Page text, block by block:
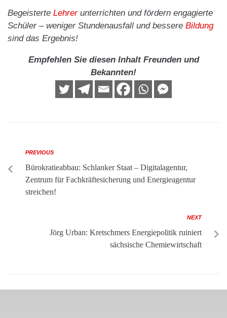
Begeisterte Lehrerunterrichten und fördern engagierte
Schüler – weniger Stundenausfall und bessere Bildung
sind das Ergebnis!
Empfehlen Sie diesen Inhalt Freunden und
Bekannten!
PREVIOUS
Bürokratieabbau: Schlanker Staat – Digitalagentur,
Zentrum für Fachkräftesicherung und Energieagentur
streichen!
NEXT
Jörg Urban: Kretschmers Energiepolitik ruiniert
sächsische Chemiewirtschaft